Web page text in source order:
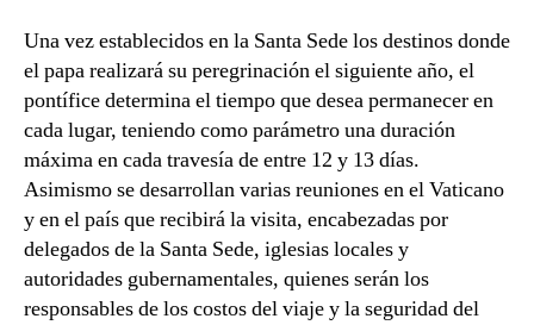
Una vez establecidos en la Santa Sede los destinos donde
el papa realizará su peregrinación el siguiente año, el
pontífice determina el tiempo que desea permanecer en
cada lugar, teniendo como parámetro una duración
máxima en cada travesía de entre 12 y 13 días.
Asimismo se desarrollan varias reuniones en el Vaticano
y en el país que recibirá la visita, encabezadas por
delegados de la Santa Sede, iglesias locales y
autoridades gubernamentales, quienes serán los
responsables de los costos del viaje y la seguridad del